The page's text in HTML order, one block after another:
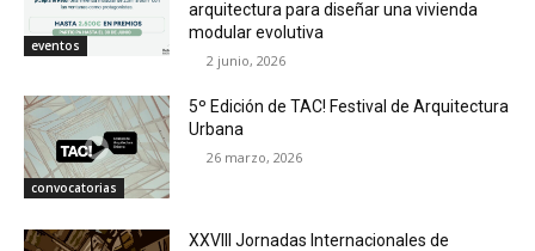
eventos
arquitectura para diseñar una vivienda
modular evolutiva
2 junio, 2026
convocatorias
5º Edición de TAC! Festival de Arquitectura
Urbana
26 marzo, 2026
XXVIII Jornadas Internacionales de